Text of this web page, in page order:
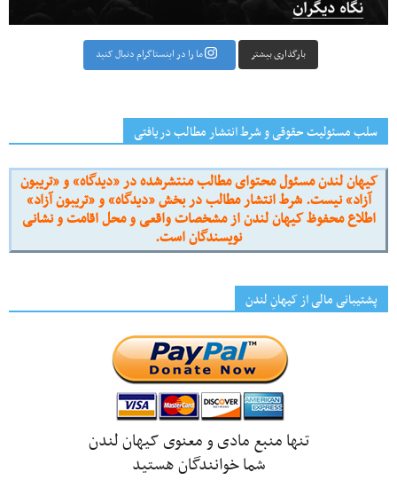
بارگذاری بیشتر ما را در اینستاگرام دنبال کنید
سلب مسئولیت حقوقی و شرط انتشار مطالب دریافتی
کیهان لندن مسئول محتوای مطالب منتشرشده در «دیدگاه» و «تریبون
آزاد» نیست. شرط انتشار مطالب در بخش «دیدگاه» و «تریبون آزاد»
اطلاع محفوظ کیهان لندن از مشخصات واقعی و محل اقامت و نشانی
نویسندگان است.
پشتیبانی مالی از کیهانِ لندن
تنها منبع مادی و معنوی کیهان لندن
شما خوانندگان هستید